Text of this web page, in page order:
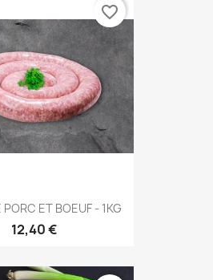
ET BOEUF - 1KG
12,40 €
favorite_border